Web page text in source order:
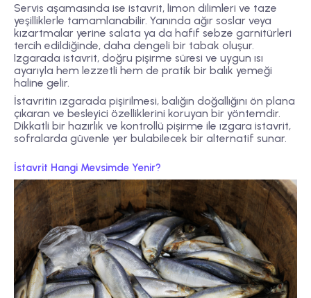
Servis aşamasında ise istavrit, limon dilimleri ve taze
yeşilliklerle tamamlanabilir. Yanında ağır soslar veya
kızartmalar yerine salata ya da hafif sebze garnitürleri
tercih edildiğinde, daha dengeli bir tabak oluşur.
Izgarada istavrit, doğru pişirme süresi ve uygun ısı
ayarıyla hem lezzetli hem de pratik bir balık yemeği
haline gelir.
İstavritin ızgarada pişirilmesi, balığın doğallığını ön plana
çıkaran ve besleyici özelliklerini koruyan bir yöntemdir.
Dikkatli bir hazırlık ve kontrollü pişirme ile ızgara istavrit,
sofralarda güvenle yer bulabilecek bir alternatif sunar.
İstavrit Hangi Mevsimde Yenir?